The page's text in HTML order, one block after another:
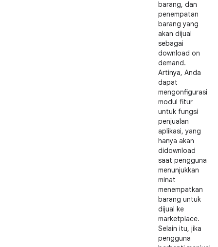
barang, dan
penempatan
barang yang
akan dijual
sebagai
download on
demand.
Artinya, Anda
dapat
mengonfigurasi
modul fitur
untuk fungsi
penjualan
aplikasi, yang
hanya akan
didownload
saat pengguna
menunjukkan
minat
menempatkan
barang untuk
dijual ke
marketplace.
Selain itu, jika
pengguna